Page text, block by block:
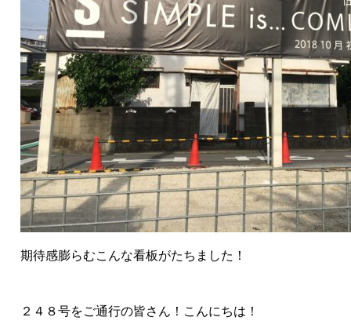
期待感膨らむこんな看板がたちました！
２４８号をご通行の皆さん！こんにちは！